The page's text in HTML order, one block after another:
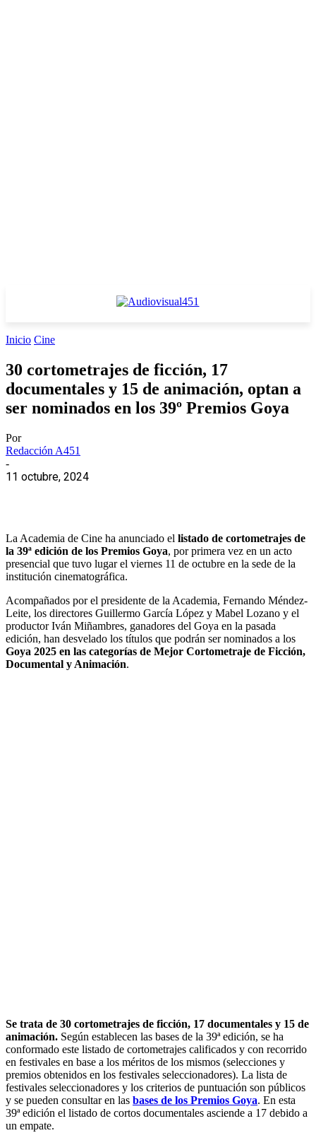
Inicio Cine
30 cortometrajes de ficción, 17
documentales y 15 de animación, optan a
ser nominados en los 39º Premios Goya
Por
Redacción A451
-
11 octubre, 2024
La Academia de Cine ha anunciado el listado de cortometrajes de
la 39ª edición de los Premios Goya, por primera vez en un acto
presencial que tuvo lugar el viernes 11 de octubre en la sede de la
institución cinematográfica.
Acompañados por el presidente de la Academia, Fernando Méndez-
Leite, los directores Guillermo García López y Mabel Lozano y el
productor Iván Miñambres, ganadores del Goya en la pasada
edición, han desvelado los títulos que podrán ser nominados a los
Goya 2025 en las categorías de Mejor Cortometraje de Ficción,
Documental y Animación.
Se trata de 30 cortometrajes de ficción, 17 documentales y 15 de
animación. Según establecen las bases de la 39ª edición, se ha
conformado este listado de cortometrajes calificados y con recorrido
en festivales en base a los méritos de los mismos (selecciones y
premios obtenidos en los festivales seleccionadores). La lista de
festivales seleccionadores y los criterios de puntuación son públicos
y se pueden consultar en las bases de los Premios Goya. En esta
39ª edición el listado de cortos documentales asciende a 17 debido a
un empate.